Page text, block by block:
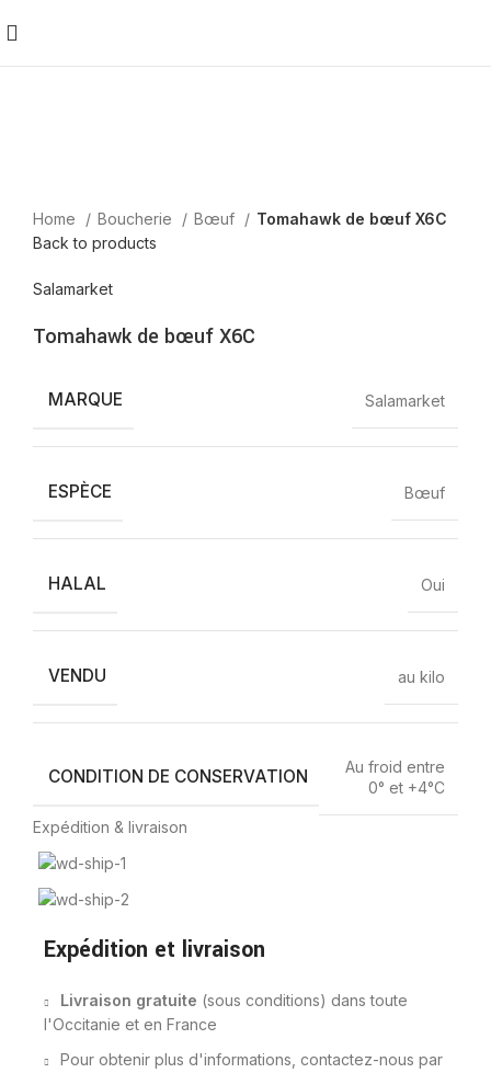
Home Boucherie Bœuf
Tomahawk de bœuf X6C
Back to products
Salamarket
Tomahawk de bœuf X6C
MARQUE Salamarket
ESPÈCE Bœuf
HALAL Oui
VENDU au kilo
CONDITION DE CONSERVATION
Au froid entre
0° et +4°C
Expédition & livraison
Expédition et livraison
Livraison gratuite (sous conditions) dans toute
l'Occitanie et en France
Pour obtenir plus d'informations, contactez-nous par